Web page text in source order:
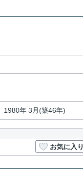
1980年 3月(築46年)
お気に入り